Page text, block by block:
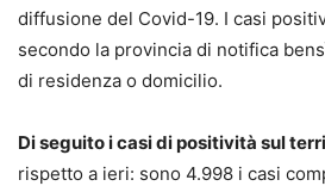
diffusione del Covid-19. I casi
secondo la provincia di notifica
di residenza o domicilio.
Di seguito i casi di positività sul
rispetto a ieri: sono 4.998 i casi